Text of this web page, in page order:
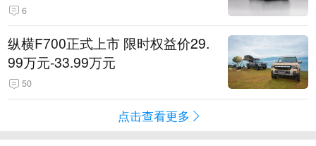
6
纵横F700正式上市 限时权益价29.
99万元-33.99万元
50
点击查看更多